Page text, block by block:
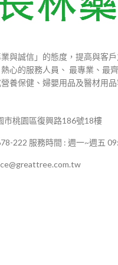
與誠信」的態度，提高與客
心的服務人員、 最專業、最
養保健、婦嬰用品及醫材用
市桃園區復興路186號18樓
222 服務時間 : 週一~週五